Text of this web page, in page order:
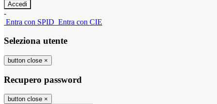
-
Entra con SPID Entra con CIE
Seleziona utente
button close ×
Recupero password
button close ×